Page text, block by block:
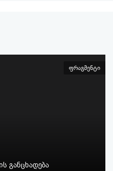
ფრაგმენტი
განცხადება